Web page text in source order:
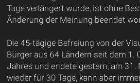
Tage verlängert wurde, ist ohne
Änderung der Meinung beendet
Die 45-tägige Befreiung von der
Bürger aus 64 Ländern seit dem 1.
Jahres und endete gestern, am 31.
wieder für 30 Tage, kann aber